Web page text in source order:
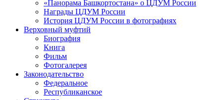
«Панорама Башкортостана» о ЦДУМ России
Награды ЦДУМ России
История ЦДУМ России в фотографиях
Верховный муфтий
Биография
Книга
Фильм
Фотогалерея
Законодательство
Федеральное
Республиканское